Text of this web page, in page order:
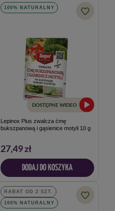
100% NATURALNY
DOSTĘPNE WIDEO
Lepinox Plus zwalcza ćmę
bukszpanową i gąsienice motyli 10 g
27,49 zł
DODAJ DO KOSZYKA
RABAT OD 2 SZT.
100% NATURALNY